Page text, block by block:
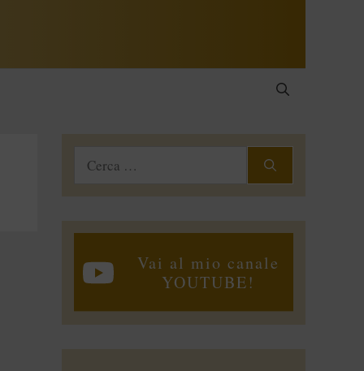
Ricerca
Vai al mio canale
YOUTUBE!